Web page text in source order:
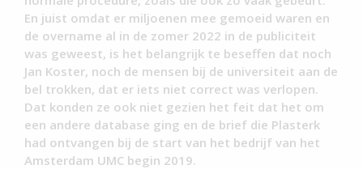
En juist omdat er miljoenen mee gemoeid waren en
de overname al in de zomer 2022 in de publiciteit
was geweest, is het belangrijk te beseffen dat noch
Jan Koster, noch de mensen bij de universiteit aan de
bel trokken, dat er iets niet correct was verlopen.
Dat konden ze ook niet gezien het feit dat het om
een andere database ging en de brief die Plasterk
had ontvangen bij de start van het bedrijf van het
Amsterdam UMC begin 2019.